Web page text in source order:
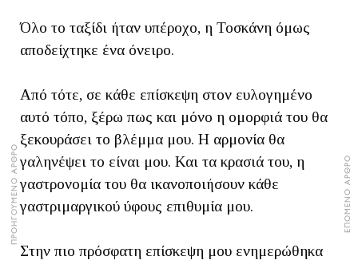
ΠΡΟΗΓΟΥΜΕΝΟ ΑΡΘΡΟ ΕΠΟΜΕΝΟ ΑΡΘΡΟ
Όλο το ταξίδι ήταν υπέροχο, η Τοσκάνη όμως
αποδείχτηκε ένα όνειρο.
Από τότε, σε κάθε επίσκεψη στον ευλογημένο
αυτό τόπο, ξέρω πως και μόνο η ομορφιά του θα
ξεκουράσει το βλέμμα μου. Η αρμονία θα
γαληνέψει το είναι μου. Και τα κρασιά του, η
γαστρονομία του θα ικανοποιήσουν κάθε
γαστριμαργικού ύφους επιθυμία μου.
Στην πιο πρόσφατη επίσκεψη μου ενημερώθηκα